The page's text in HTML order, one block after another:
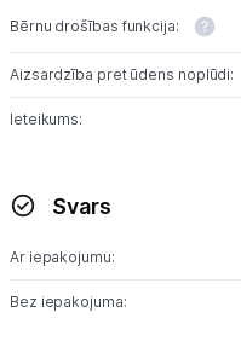
Bērnu drošības funkcija:
Aizsardzība pret ūdens noplūdi:
Ieteikums:
Svars
Ar iepakojumu:
Bez iepakojuma: